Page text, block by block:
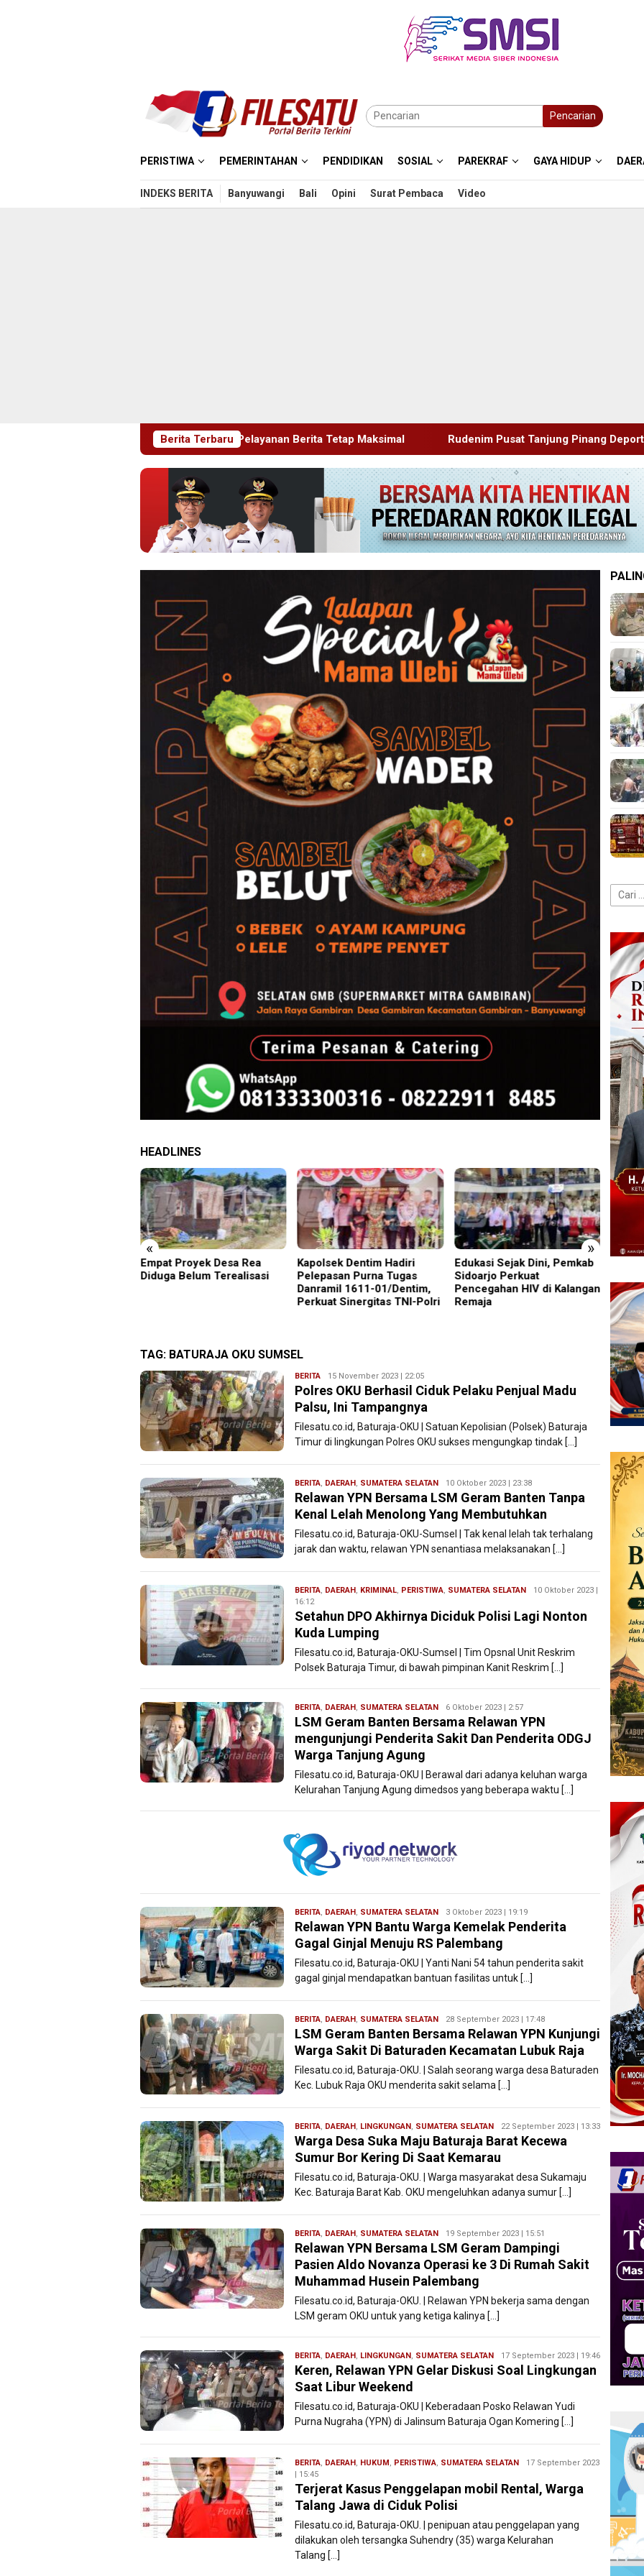
Pencarian
PERISTIWA PEMERINTAHAN PENDIDIKAN SOSIAL PAREKRAF GAYA HIDUP
INDEKS BERITA Banyuwangi Bali Opini Surat Pembaca Video
Berita Terbaru
Pastikan Pelayanan Berita Tetap Maksimal Rudenim Pusat Tanjung Pinang Deportasi 25 Warga Negara
HEADLINES
« »
Empat Proyek Desa Rea
Diduga Belum Terealisasi
Kapolsek Dentim Hadiri
Pelepasan Purna Tugas
Danramil 1611-01/Dentim,
Perkuat Sinergitas TNI-Polri
Edukasi Sejak Dini, Pemkab
Sidoarjo Perkuat
Pencegahan HIV di Kalangan
Remaja
Suci,
TAG: BATURAJA OKU SUMSEL
BERITA Redaksi
Filesatu
15 November 2023 | 22:05
Polres OKU Berhasil Ciduk Pelaku Penjual Madu
Palsu, Ini Tampangnya
Filesatu.co.id, Baturaja-OKU | Satuan Kepolisian (Polsek) Baturaja
Timur di lingkungan Polres OKU sukses mengungkap tindak […]
BERITA, DAERAH , SUMATERA SELATAN
Redaksi
Filesatu
10 Oktober 2023 | 23:38
Relawan YPN Bersama LSM Geram Banten Tanpa
Kenal Lelah Menolong Yang Membutuhkan
Filesatu.co.id, Baturaja-OKU-Sumsel | Tak kenal lelah tak terhalang
jarak dan waktu, relawan YPN senantiasa melaksanakan […]
BERITA, DAERAH , KRIMINAL, PERISTIWA, SUMATERA SELATAN
Redaksi
10 Oktober 2023 |
16:12
Setahun DPO Akhirnya Diciduk Polisi Lagi Nonton
Kuda Lumping
Filesatu.co.id, Baturaja-OKU-Sumsel | Tim Opsnal Unit Reskrim
Polsek Baturaja Timur, di bawah pimpinan Kanit Reskrim […]
BERITA, DAERAH , SUMATERA SELATAN
Redaksi
Filesatu
6 Oktober 2023 | 2:57
LSM Geram Banten Bersama Relawan YPN
mengunjungi Penderita Sakit Dan Penderita ODGJ
Warga Tanjung Agung
Filesatu.co.id, Baturaja-OKU | Berawal dari adanya keluhan warga
Kelurahan Tanjung Agung dimedsos yang beberapa waktu […]
BERITA, DAERAH , SUMATERA SELATAN
Redaksi
Filesatu
3 Oktober 2023 | 19:19
Relawan YPN Bantu Warga Kemelak Penderita
Gagal Ginjal Menuju RS Palembang
Filesatu.co.id, Baturaja-OKU | Yanti Nani 54 tahun penderita sakit
gagal ginjal mendapatkan bantuan fasilitas untuk […]
BERITA, DAERAH , SUMATERA SELATAN
Redaksi
Filesatu
28 September 2023 | 17:48
LSM Geram Banten Bersama Relawan YPN Kunjungi
Warga Sakit Di Baturaden Kecamatan Lubuk Raja
Filesatu.co.id, Baturaja-OKU. | Salah seorang warga desa Baturaden
Kec. Lubuk Raja OKU menderita sakit selama […]
BERITA, DAERAH , LINGKUNGAN , SUMATERA SELATAN
Redaksi
Filesatu
22 September 2023 | 13:33
Warga Desa Suka Maju Baturaja Barat Kecewa
Sumur Bor Kering Di Saat Kemarau
Filesatu.co.id, Baturaja-OKU. | Warga masyarakat desa Sukamaju
Kec. Baturaja Barat Kab. OKU mengeluhkan adanya sumur […]
BERITA, DAERAH , SUMATERA SELATAN
Redaksi
Filesatu
19 September 2023 | 15:51
Relawan YPN Bersama LSM Geram Dampingi
Pasien Aldo Novanza Operasi ke 3 Di Rumah Sakit
Muhammad Husein Palembang
Filesatu.co.id, Baturaja-OKU. | Relawan YPN bekerja sama dengan
LSM geram OKU untuk yang ketiga kalinya […]
BERITA, DAERAH , LINGKUNGAN , SUMATERA SELATAN
Redaksi
Filesatu
17 September 2023 | 19:46
Keren, Relawan YPN Gelar Diskusi Soal Lingkungan
Saat Libur Weekend
Filesatu.co.id, Baturaja-OKU | Keberadaan Posko Relawan Yudi
Purna Nugraha (YPN) di Jalinsum Baturaja Ogan Komering […]
BERITA, DAERAH , HUKUM , PERISTIWA, SUMATERA SELATAN
Redaksi
17 September 2023
| 15:45
Terjerat Kasus Penggelapan mobil Rental, Warga
Talang Jawa di Ciduk Polisi
Filesatu.co.id, Baturaja-OKU. | penipuan atau penggelapan yang
dilakukan oleh tersangka Suhendry (35) warga Kelurahan
Talang […]
Cari
untuk: